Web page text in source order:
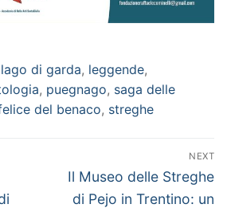
lago di garda, leggende,
, puegnago, saga delle
del benaco, streghe
NEXT
Next
post:
Il Museo delle Streghe
di Pejo in Trentino: un